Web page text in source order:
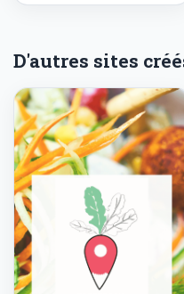
D'autres sites